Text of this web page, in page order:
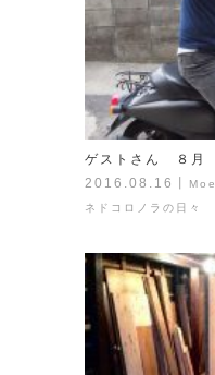
ゲストさん ８月
2016.08.16
Moe
ネドコロノラの日々